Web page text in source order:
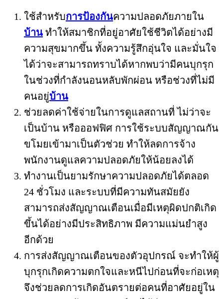
ใช้สำหรับการป้องกันความปลอดภัยภายใน
บ้าน ทำให้สมาชิกที่อยู่อาศัยใช้ชีวิตได้อย่างมี
ความสุขมากขึ้น ทั้งความรู้สึกอุ่นใจ และมั่นใจ
ได้ว่าจะสามารถทราบได้หากพบว่ามีคนบุกรุก
ในช่วงที่กำลังนอนหลับพักผ่อน หรือช่วงที่ไม่มี
คนอยู่บ้าน
ช่วยลดค่าใช้จ่ายในการดูแลสถานที่ ไม่ว่าจะ
เป็นบ้าน หรือออฟฟิศ การใช้ระบบสัญญาณกัน
ขโมยเข้ามาเป็นตัวช่วย ทำให้ลดการจ้าง
พนักงานดูแลความปลอดภัยให้น้อยลงได้
ทำงานเป็นยามรักษาความปลอดภัยได้ตลอด
24 ชั่วโมง และระบบที่มีความทันสมัยยัง
สามารถส่งสัญญาณเตือนเมื่อมีเหตุผิดปกติเกิด
ขึ้นได้อย่างมีประสิทธิภาพ มีความแม่นยำสูง
อีกด้วย
การส่งสัญญาณเตือนของตัวอุปกรณ์ จะทำให้ผู้
บุกรุกเกิดความตกใจและหนีไปก่อนที่จะก่อเหตุ
จึงช่วยลดการเกิดอันตรายต่อคนที่อาศัยอยู่ใน